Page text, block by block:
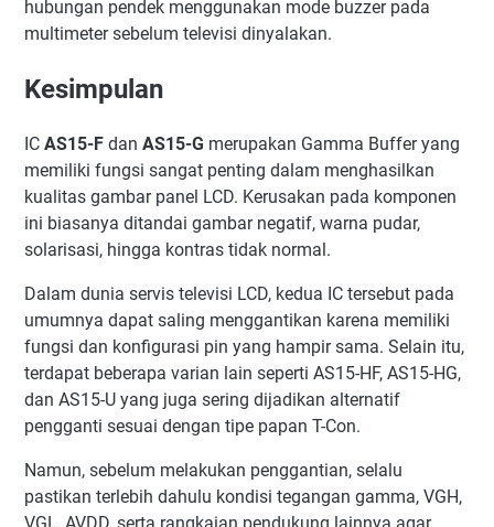
hubungan pendek menggunakan mode buzzer pada
multimeter sebelum televisi dinyalakan.
Kesimpulan
IC AS15-F dan AS15-G merupakan Gamma Buffer yang
memiliki fungsi sangat penting dalam menghasilkan
kualitas gambar panel LCD. Kerusakan pada komponen
ini biasanya ditandai gambar negatif, warna pudar,
solarisasi, hingga kontras tidak normal.
Dalam dunia servis televisi LCD, kedua IC tersebut pada
umumnya dapat saling menggantikan karena memiliki
fungsi dan konfigurasi pin yang hampir sama. Selain itu,
terdapat beberapa varian lain seperti AS15-HF, AS15-HG,
dan AS15-U yang juga sering dijadikan alternatif
pengganti sesuai dengan tipe papan T-Con.
Namun, sebelum melakukan penggantian, selalu
pastikan terlebih dahulu kondisi tegangan gamma, VGH,
VGL, AVDD, serta rangkaian pendukung lainnya agar